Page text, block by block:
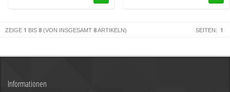
ZEIGE 1 BIS 8 (VON INSGESAMT 8ARTIKELN) SEITEN: 1
Informationen